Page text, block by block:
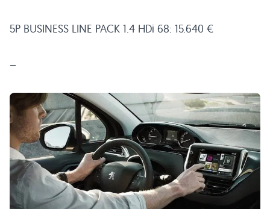
5P BUSINESS LINE PACK 1 .4 HDi 68: 15.640 €
–